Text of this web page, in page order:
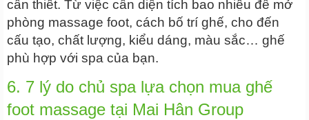
cần thiết. Từ việc cần diện tích bao nhiêu để mở
phòng massage foot, cách bố trí ghế, cho đến
cấu tạo, chất lượng, kiểu dáng, màu sắc… ghế
phù hợp với spa của bạn.
6. 7 lý do chủ spa lựa chọn mua ghế
foot massage tại Mai Hân Group